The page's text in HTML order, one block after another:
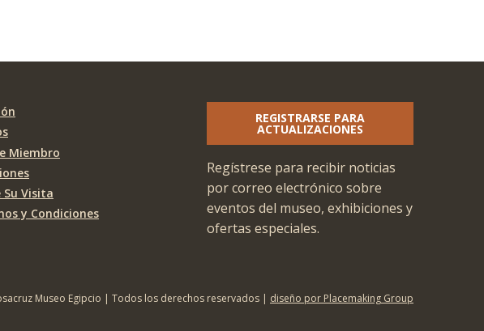
Miembro
Su Visita
y Condiciones
REGISTRARSE PARA
ACTUALIZACIONES
Regístrese para recibir noticias
por correo electrónico sobre
eventos del museo, exhibiciones y
ofertas especiales.
Museo Egipcio | Todos los derechos reservados | diseño por Placemaking Group